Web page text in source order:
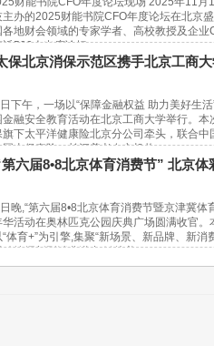
主办的2025财能书院CFO年度论坛在北京
各地财会领域的专家学者、高校教授及企业
近500人出席论坛。...
保北京消保示范区携手北京工商
下午，一场以“保障金融权益 助力美好生
金融安全教育活动在北京工商大学举行。本
旗下太平洋健康险北京分公司牵头，联合中
国太保寿险、长江养老在京机构...
六届8•8北京体育消费节” 北京体
晚,“第六届8•8北京体育消费节暨京津冀体
华活动在奥林匹克公园庆典广场圆满收官。
体育+”为引擎,集聚“新场景、新品牌、新消
动挖掘新型消费潜力,链接美...